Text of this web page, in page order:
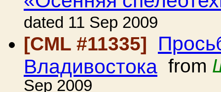
dated 11 Sep 2009
[CML #11335]
Владивостока from
Sep 2009